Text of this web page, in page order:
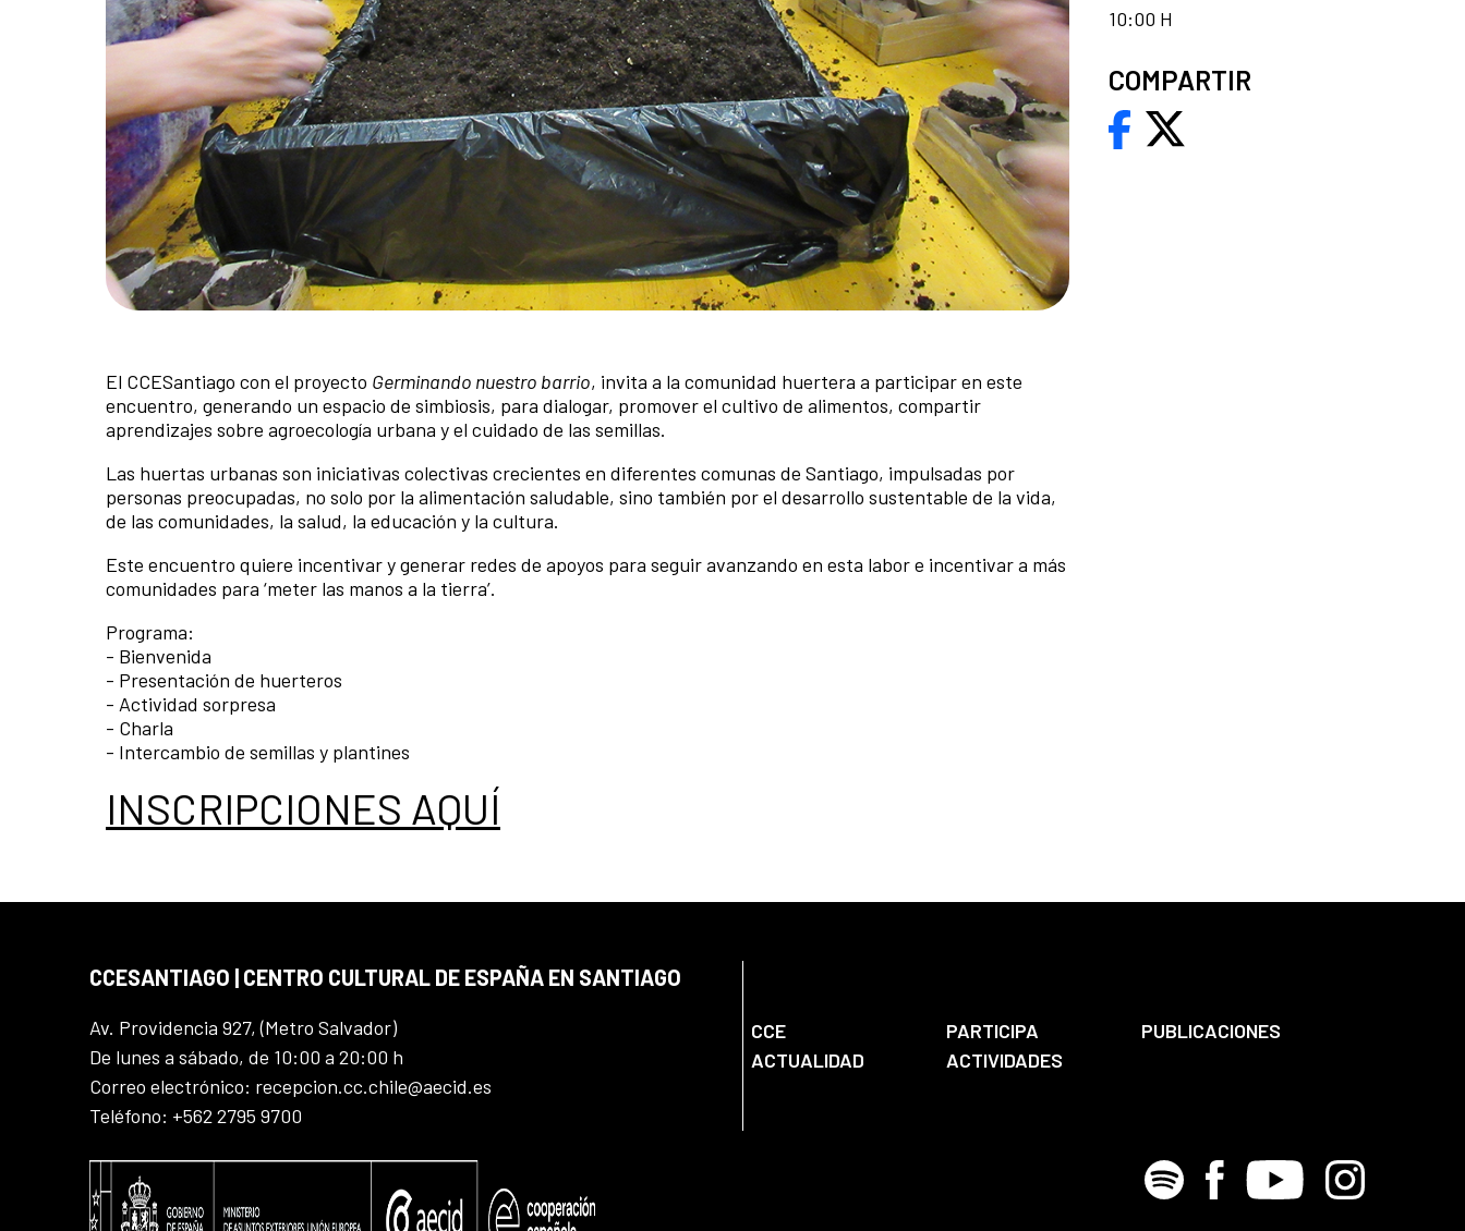
El CCESantiago con el proyecto Germinando nuestro barrio, invita a la comunidad huertera a participar en este
encuentro, generando un espacio de simbiosis, para dialogar, promover el cultivo de alimentos, compartir
aprendizajes sobre agroecología urbana y el cuidado de las semillas.
Las huertas urbanas son iniciativas colectivas crecientes en diferentes comunas de Santiago, impulsadas por
personas preocupadas, no solo por la alimentación saludable, sino también por el desarrollo sustentable de la vida,
de las comunidades, la salud, la educación y la cultura.
Este encuentro quiere incentivar y generar redes de apoyos para seguir avanzando en esta labor e incentivar a más
comunidades para ‘meter las manos a la tierra’.
Programa:
- Bienvenida
- Presentación de huerteros
- Actividad sorpresa
- Charla
- Intercambio de semillas y plantines
INSCRIPCIONES AQUÍ
10:00 H
COMPARTIR
CCESANTIAGO | CENTRO CULTURAL DE ESPAÑA EN SANTIAGO
Av. Providencia 927, (Metro Salvador)
De lunes a sábado, de 10:00 a 20:00 h
Correo electrónico: recepcion.cc.chile@aecid.es
Teléfono: +562 2795 9700
CCE PARTICIPA
PUBLICACIONES
ACTUALIDAD
ACTIVIDADES
Spotify Facebook
Youtube Instagram